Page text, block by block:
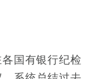
国有银行纪检